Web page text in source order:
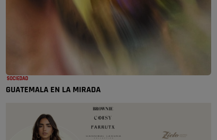
SOCIEDAD
GUATEMALA EN LA MIRADA